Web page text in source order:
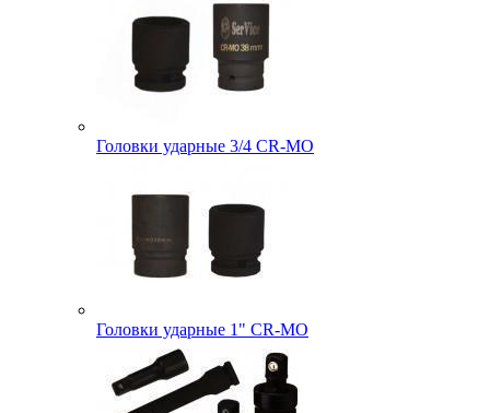
Головки ударные 3/4 CR-MO
Головки ударные 1" CR-MO